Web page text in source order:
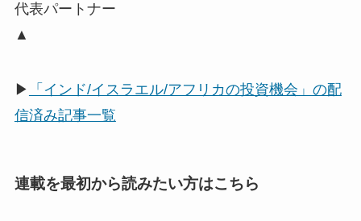
代表パートナー
▲
▶
「インド/イスラエル/アフリカの投資機会」の配
信済み記事一覧
連載を最初から読みたい方はこちら